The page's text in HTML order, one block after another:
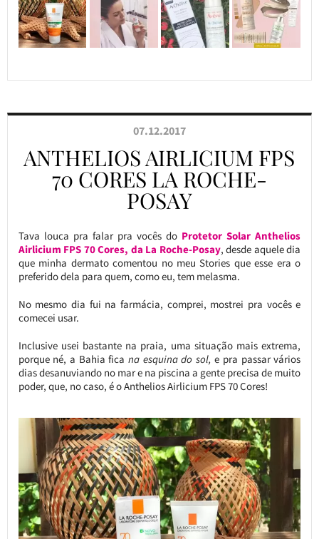
07.12.2017
ANTHELIOS AIRLICIUM FPS
70 CORES LA ROCHE-
POSAY
Tava louca pra falar pra vocês do Protetor Solar Anthelios
Airlicium FPS 70 Cores, da La Roche-Posay, desde aquele dia
que minha dermato comentou no meu Stories que esse era o
preferido dela para quem, como eu, tem melasma.
No mesmo dia fui na farmácia, comprei, mostrei pra vocês e
comecei usar.
Inclusive usei bastante na praia, uma situação mais extrema,
porque né, a Bahia fica na esquina do sol,e pra passar vários
dias desanuviando no mar e na piscina a gente precisa de muito
poder, que, no caso, é o Anthelios Airlicium FPS 70 Cores!